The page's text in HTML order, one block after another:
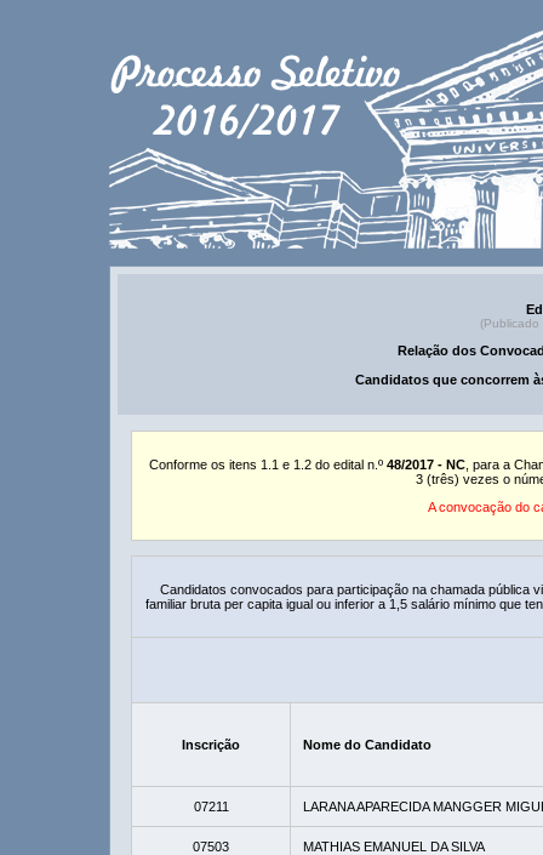
(Publicado
Relação dos
Candidatos que concorrem
Conforme os itens 1.1 e 1.2 do edital n.º 48/2017 - NC , para a
3 (três) vezes o
A convocação do
Candidatos convocados para participação na chamada pública
familiar bruta per capita igual ou inferior a 1,5 salário mínimo que
Inscrição Nome do Candidato
07211 LARANA APARECIDA MANGGER
07503 MATHIAS EMANUEL DA SILVA